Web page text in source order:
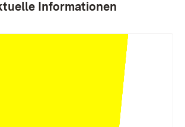
Informationen